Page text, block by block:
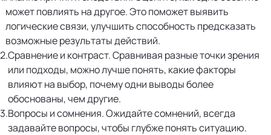
может повлиять на другое. Это поможет выявить
логические связи, улучшить способность предсказать
возможные результаты действий.
Сравнение и контраст. Сравнивая разные точки зрения
или подходы, можно лучше понять, какие факторы
влияют на выбор, почему одни выводы более
обоснованы, чем другие.
Вопросы и сомнения. Ожидайте сомнений, всегда
задавайте вопросы, чтобы глубже понять ситуацию.